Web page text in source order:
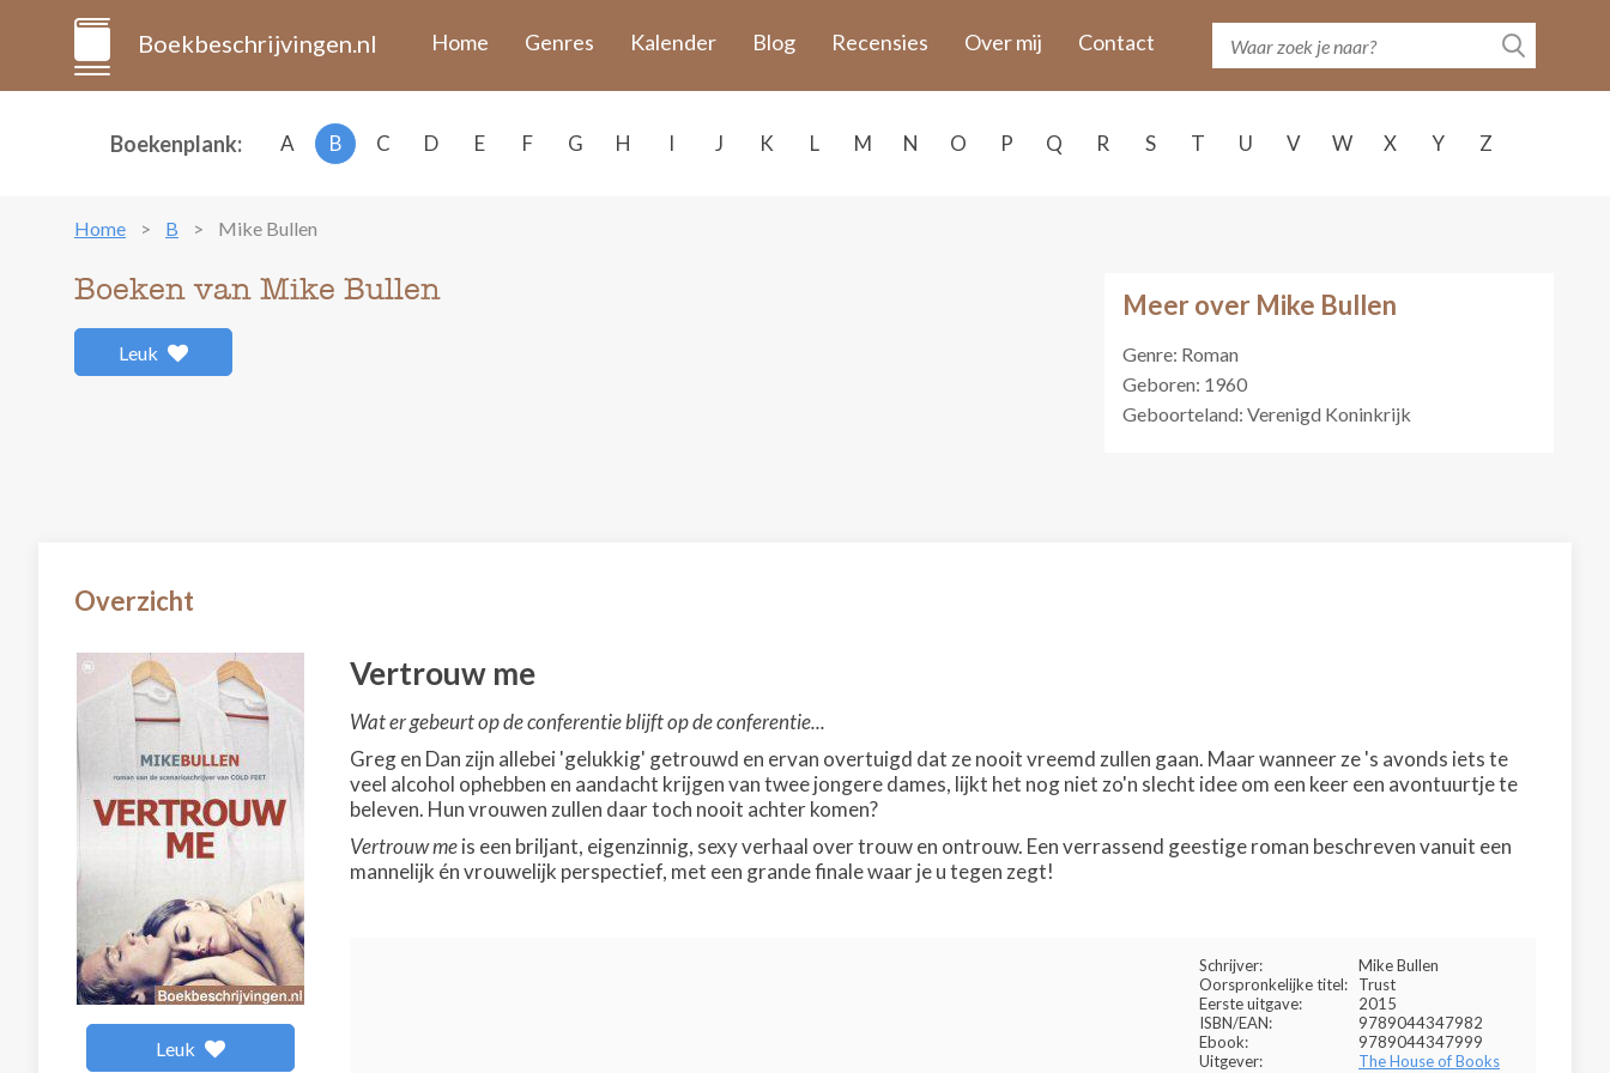
Boekbeschrijvingen.nl Home Genres Kalender Blog Recensies Over mij Contact
Boekenplank: A B C D E F G H I J K L M N O P Q R S T U V W X Y Z
Home B Mike Bullen
Meer over Mike Bullen
Genre: Roman
Geboren: 1960
Geboorteland: Verenigd Koninkrijk
Boeken van Mike Bullen
Leuk
Overzicht
Leuk
Vertrouw me
Wat er gebeurt op de conferentie blijft op de conferentie...
Greg en Dan zijn allebei 'gelukkig' getrouwd en ervan overtuigd dat ze nooit vreemd zullen gaan. Maar wanneer ze 's avonds iets te
veel alcohol ophebben en aandacht krijgen van twee jongere dames, lijkt het nog niet zo'n slecht idee om een keer een avontuurtje te
beleven. Hun vrouwen zullen daar toch nooit achter komen?
Vertrouw meis een briljant, eigenzinnig, sexy verhaal over trouw en ontrouw. Een verrassend geestige roman beschreven vanuit een
mannelijk én vrouwelijk perspectief, met een grande finale waar je u tegen zegt!
Schrijver:
Mike Bullen
Oorspronkelijke titel:
Trust
Eerste uitgave:
2015
ISBN/EAN:
9789044347982
Ebook:
9789044347999
Uitgever:
The House of Books